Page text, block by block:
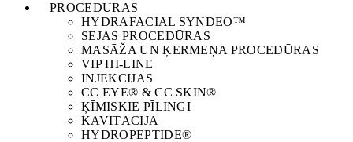
PROCEDŪRAS
HYDRAFACIAL SYNDEO™
SEJAS PROCEDŪRAS
MASĀŽA UN ĶERMEŅA PROCEDŪRAS
VIP HI-LINE
INJEKCIJAS
CC EYE® & CC SKIN®
ĶĪMISKIE PĪLINGI
KAVITĀCIJA
HYDROPEPTIDE®